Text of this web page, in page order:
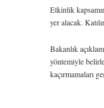
Etkinlik
yer alacak.
Bakanlık
yöntemiyle
kaçırmamaları